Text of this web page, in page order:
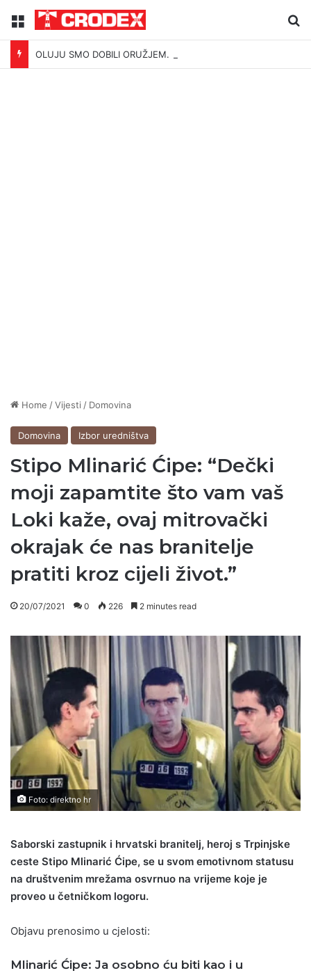
Menu
Home /Vijesti / Domovina
Domovina Izbor uredništva
Stipo Mlinarić Ćipe: “Dečki
moji zapamtite što vam vaš
Loki kaže, ovaj mitrovački
okrajak će nas branitelje
pratiti kroz cijeli život.”
20/07/2021 0 226 2 minutes read
Foto: direktno hr
Saborski zastupnik i hrvatski branitelj, heroj s Trpinjske
ceste Stipo Mlinarić Ćipe, se u svom emotivnom statusu
na društvenim mrežama osvrnuo na vrijeme koje je
proveo u četničkom logoru.
Objavu prenosimo u cjelosti:
Mlinarić Ćipe: Ja osobno ću biti kao i u